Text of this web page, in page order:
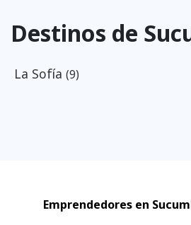
Destinos de
La Sofía (9)
Emprendedores en